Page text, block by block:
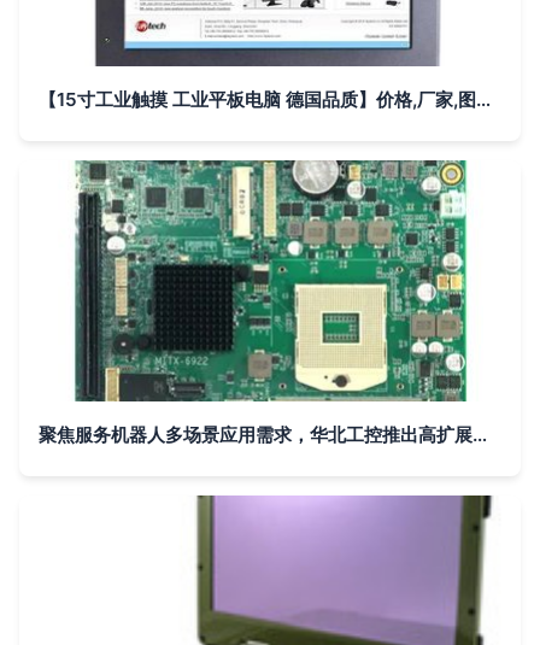
【15寸工业触摸 工业平板电脑 德国品质】价格,厂家,图片,工控电脑产品,深圳市飞帆泰科技-
聚焦服务机器人多场景应用需求，华北工控推出高扩展计算机硬件方案